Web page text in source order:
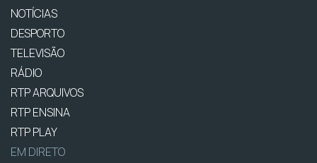
NOTÍCIAS
DESPORTO
TELEVISÃO
RÁDIO
RTP ARQUIVOS
RTP ENSINA
RTP PLAY
EM DIRETO